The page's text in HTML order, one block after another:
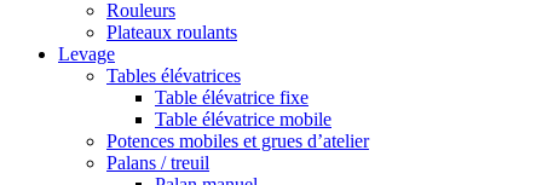
Rouleurs
Plateaux roulants
Levage
Tables élévatrices
Table élévatrice fixe
Table élévatrice mobile
Potences mobiles et grues d’atelier
Palans / treuil